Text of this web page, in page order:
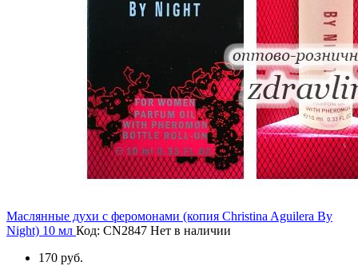
Маслянные духи с феромонами (копия Christina Aguilera By
Night) 10 мл Код: CN2847 Нет в наличии
170 руб.